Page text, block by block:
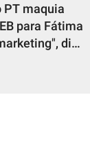
PT maquia
para Fátima
diz